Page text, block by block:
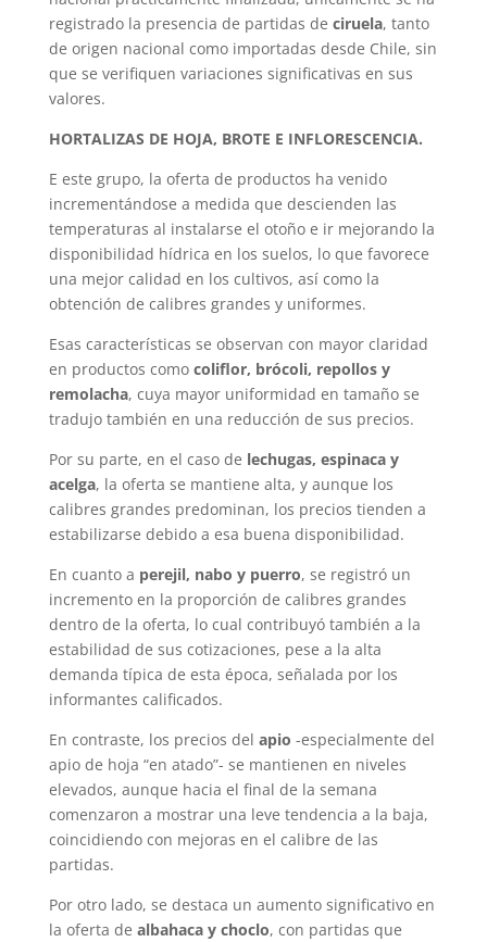
registrado la presencia de partidas de ciruela, tanto
de origen nacional como importadas desde Chile, sin
que se verifiquen variaciones significativas en sus
valores.
HORTALIZAS DE HOJA, BROTE E INFLORESCENCIA.
E este grupo, la oferta de productos ha venido
incrementándose a medida que descienden las
temperaturas al instalarse el otoño e ir mejorando la
disponibilidad hídrica en los suelos, lo que favorece
una mejor calidad en los cultivos, así como la
obtención de calibres grandes y uniformes.
Esas características se observan con mayor claridad
en productos como coliflor, brócoli, repollos y
remolacha, cuya mayor uniformidad en tamaño se
tradujo también en una reducción de sus precios.
Por su parte, en el caso de lechugas, espinaca y
acelga, la oferta se mantiene alta, y aunque los
calibres grandes predominan, los precios tienden a
estabilizarse debido a esa buena disponibilidad.
En cuanto a perejil, nabo y puerro, se registró un
incremento en la proporción de calibres grandes
dentro de la oferta, lo cual contribuyó también a la
estabilidad de sus cotizaciones, pese a la alta
demanda típica de esta época, señalada por los
informantes calificados.
En contraste, los precios del apio -especialmente del
apio de hoja “en atado”- se mantienen en niveles
elevados, aunque hacia el final de la semana
comenzaron a mostrar una leve tendencia a la baja,
coincidiendo con mejoras en el calibre de las
partidas.
Por otro lado, se destaca un aumento significativo en
la oferta de albahaca y choclo, con partidas que